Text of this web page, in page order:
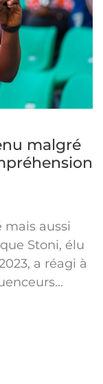
malgré
mais aussi
Stoni, élu
a réagi à